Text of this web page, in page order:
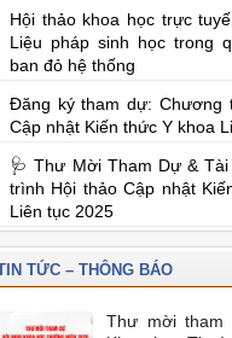
Hội thảo khoa học trực
Liệu pháp sinh học trong
ban đỏ hệ thống
Đăng ký tham dự: Chương
Cập nhật Kiến thức Y khoa
🩺 Thư Mời Tham Dự &
trình Hội thảo Cập nhật
Liên tục 2025
TỨC – THÔNG BÁO
Thư mời tham